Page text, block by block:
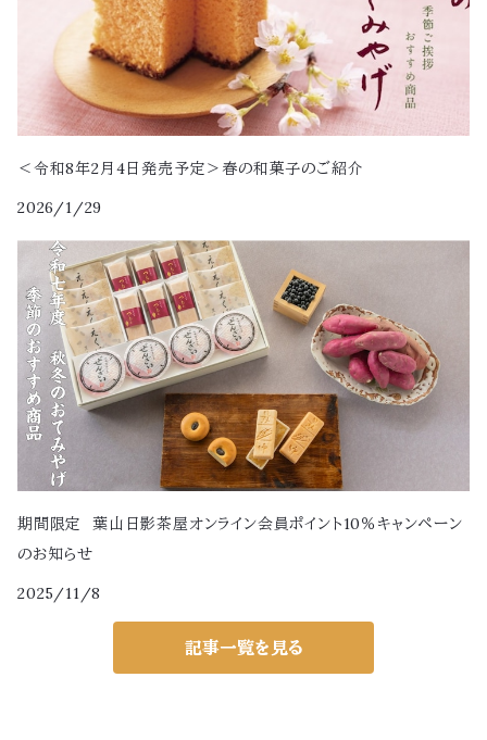
＜令和8年2月4日発売予定＞春の和菓子のご紹介
2026/1/29
期間限定 葉山日影茶屋オンライン会員ポイント10％キャンペーン
のお知らせ
2025/11/8
記事一覧を見る